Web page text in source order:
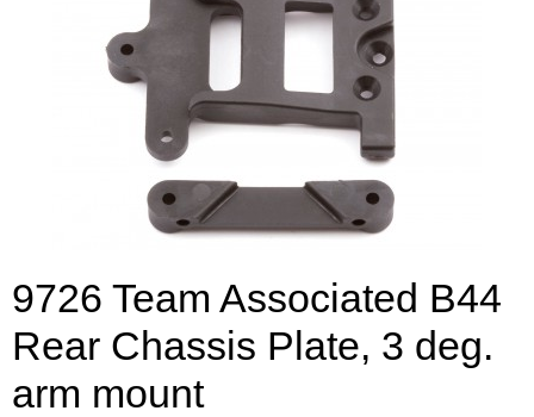
9726 Team Associated B44
Rear Chassis Plate, 3 deg.
arm mount